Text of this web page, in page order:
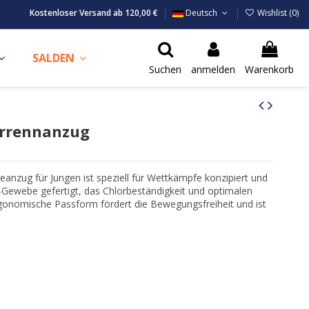
Kostenloser Versand ab 120,00 € Deutsch Wishlist (0)
SALDEN
Suchen anmelden Warenkorb
für Jungen ist speziell für Wettkämpfe konzipiert und
gefertigt, das Chlorbeständigkeit und optimalen
Passform fördert die Bewegungsfreiheit und ist